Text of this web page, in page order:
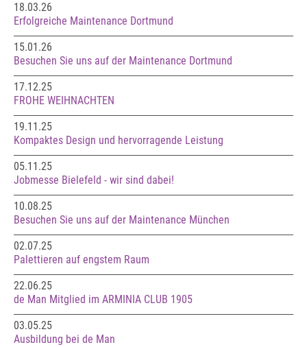
18.03.26
Erfolgreiche Maintenance Dortmund
15.01.26
Besuchen Sie uns auf der Maintenance Dortmund
17.12.25
FROHE WEIHNACHTEN
19.11.25
Kompaktes Design und hervorragende Leistung
05.11.25
Jobmesse Bielefeld - wir sind dabei!
10.08.25
Besuchen Sie uns auf der Maintenance München
02.07.25
Palettieren auf engstem Raum
22.06.25
de Man Mitglied im ARMINIA CLUB 1905
03.05.25
Ausbildung bei de Man